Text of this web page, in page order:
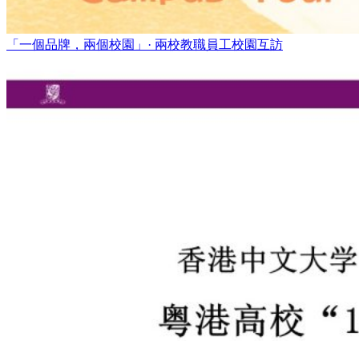
「一個品牌，兩個校園」· 兩校教職員工校園互訪